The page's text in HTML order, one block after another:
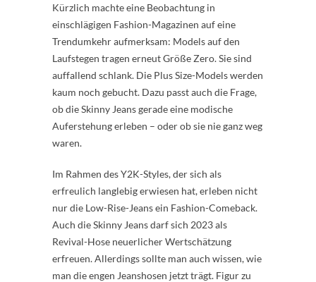
Kürzlich machte eine Beobachtung in
einschlägigen Fashion-Magazinen auf eine
Trendumkehr aufmerksam: Models auf den
Laufstegen tragen erneut Größe Zero. Sie sind
auffallend schlank. Die Plus Size-Models werden
kaum noch gebucht. Dazu passt auch die Frage,
ob die Skinny Jeans gerade eine modische
Auferstehung erleben – oder ob sie nie ganz weg
waren.
Im Rahmen des Y2K-Styles, der sich als
erfreulich langlebig erwiesen hat, erleben nicht
nur die Low-Rise-Jeans ein Fashion-Comeback.
Auch die Skinny Jeans darf sich 2023 als
Revival-Hose neuerlicher Wertschätzung
erfreuen. Allerdings sollte man auch wissen, wie
man die engen Jeanshosen jetzt trägt. Figur zu